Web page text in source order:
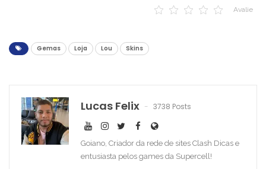
Avalie
Gemas Loja Lou Skins
Lucas Felix 3738 Posts
Goiano, Criador da rede de sites Clash Dicas e
entusiasta pelos games da Supercell!